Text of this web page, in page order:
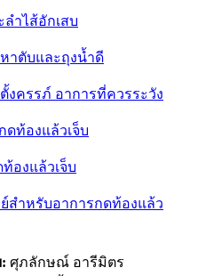
ำไส้อักเสบ
าตับและถุงน้ำดี
งครรภ์ อาการที่ควรระวัง
ดท้องแล้วเจ็บ
องแล้วเจ็บ
สำหรับอาการกดท้องแล้ว
ศุภลักษณ์ อารีมิตร